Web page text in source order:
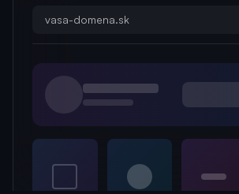
vasa-domena.sk